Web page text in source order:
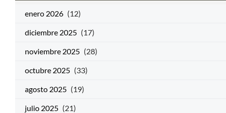
enero 2026 (12)
diciembre 2025 (17)
noviembre 2025 (28)
octubre 2025 (33)
agosto 2025 (19)
julio 2025 (21)